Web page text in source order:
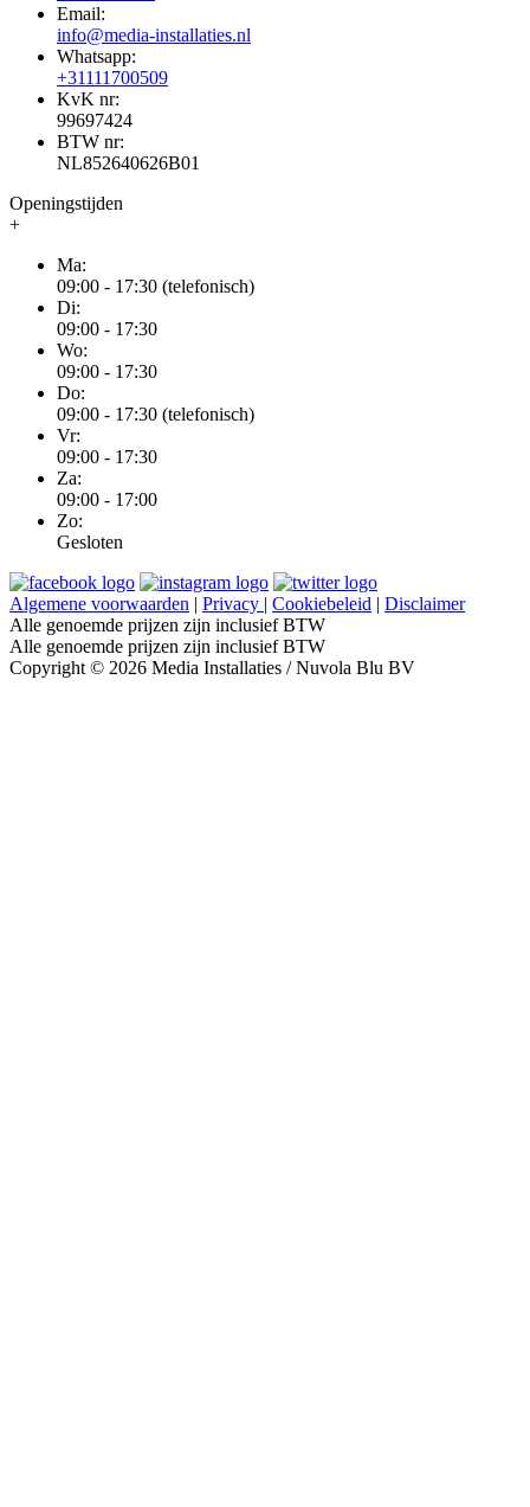
Email:
info@media-installaties.nl
Whatsapp:
+31111700509
KvK nr:
99697424
BTW nr:
NL852640626B01
Openingstijden
+
Ma:
09:00 - 17:30 (telefonisch)
Di:
09:00 - 17:30
Wo:
09:00 - 17:30
Do:
09:00 - 17:30 (telefonisch)
Vr:
09:00 - 17:30
Za:
09:00 - 17:00
Zo:
Gesloten
Algemene voorwaarden | Privacy | Cookiebeleid | Disclaimer
Alle genoemde prijzen zijn inclusief BTW
Alle genoemde prijzen zijn inclusief BTW
Copyright © 2026 Media Installaties / Nuvola Blu BV